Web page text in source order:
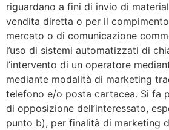
riguardano a fini di invio di
vendita diretta o per il
mercato o di comunicazione
l’uso di sistemi automatizzati di
l’intervento di un operatore
mediante modalità di marketing
telefono e/o posta cartacea. Si fa
di opposizione dell’interessato,
punto b), per finalità di marketing